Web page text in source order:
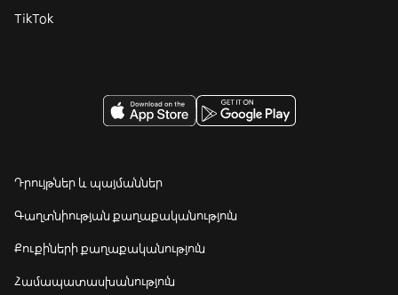
TikTok
Դրույթներ և պայմաններ
Գաղտնիության քաղաքականություն
Քուքիների քաղաքականություն
Համապատասխանություն